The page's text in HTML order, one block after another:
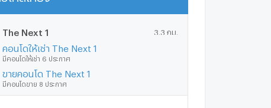
The Next 1 3.3 กม.
คอนโดให้เช่า The Next 1
มีคอนโดให้เช่า 6 ประกาศ
ขายคอนโด The Next 1
มีคอนโดขาย 8 ประกาศ